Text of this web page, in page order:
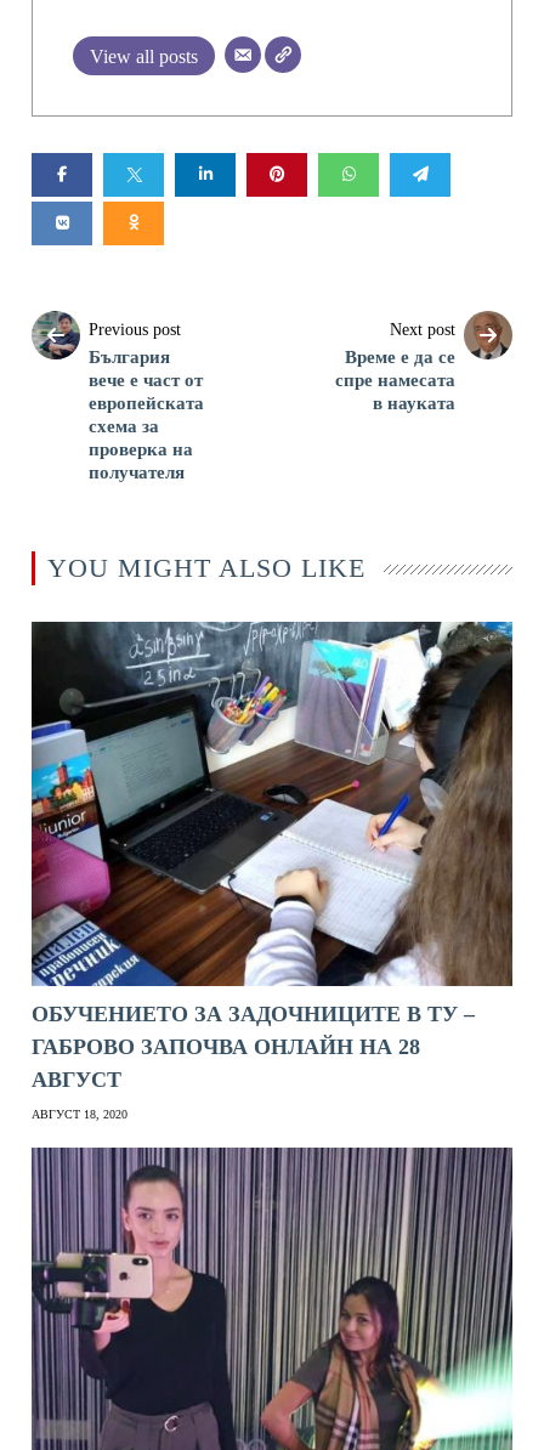
View all posts
Previous post
България
вече е част от
европейската
схема за
проверка на
получателя
Next post
Време е да се
спре намесата
в науката
YOU MIGHT ALSO LIKE
ОБУЧЕНИЕТО ЗА ЗАДОЧНИЦИТЕ В ТУ –
ГАБРОВО ЗАПОЧВА ОНЛАЙН НА 28
АВГУСТ
АВГУСТ 18, 2020